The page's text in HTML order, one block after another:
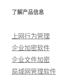
了解产品信息
上网行为管理
企业加密软件
企业文件加密
局域网管理软件